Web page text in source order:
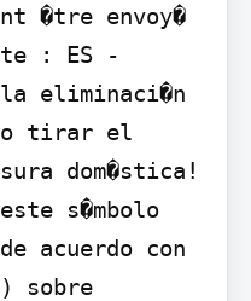
�tre envoy�
: ES -
eliminaci�n
tirar el
dom�stica!
s�mbolo
acuerdo con
sobre